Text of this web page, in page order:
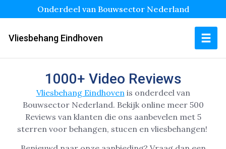
Onderdeel van Bouwsector Nederland
Vliesbehang Eindhoven
1000+ Video Reviews
Vliesbehang Eindhovenis onderdeel van
Bouwsector Nederland. Bekijk online meer 500
Reviews van klanten die ons aanbevelen met 5
sterren voor behangen, stucen en vliesbehangen!